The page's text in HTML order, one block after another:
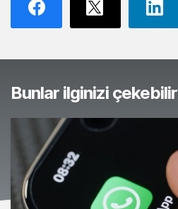
Bunlar ilginizi çekebilir